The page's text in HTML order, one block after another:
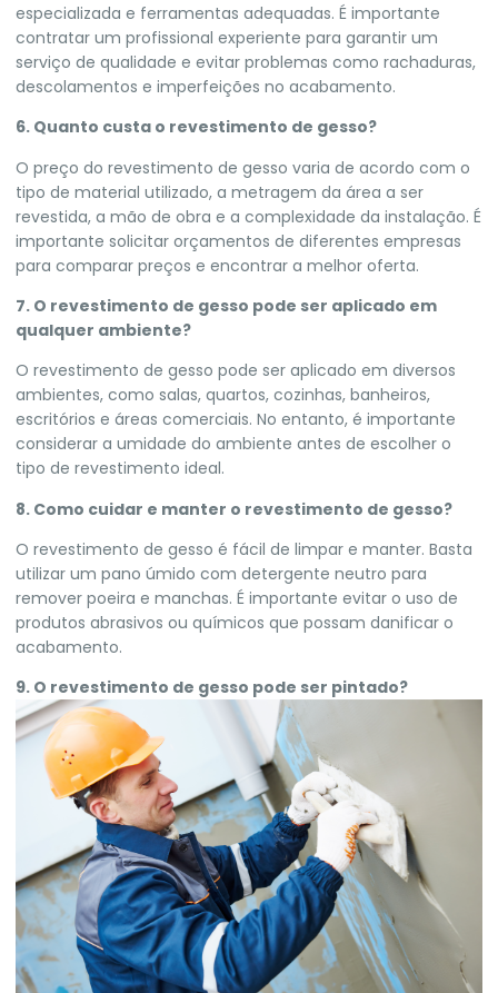
especializada e ferramentas adequadas. É importante
contratar um profissional experiente para garantir um
serviço de qualidade e evitar problemas como rachaduras,
descolamentos e imperfeições no acabamento.
6. Quanto custa o revestimento de gesso?
O preço do revestimento de gesso varia de acordo com o
tipo de material utilizado, a metragem da área a ser
revestida, a mão de obra e a complexidade da instalação. É
importante solicitar orçamentos de diferentes empresas
para comparar preços e encontrar a melhor oferta.
7. O revestimento de gesso pode ser aplicado em
qualquer ambiente?
O revestimento de gesso pode ser aplicado em diversos
ambientes, como salas, quartos, cozinhas, banheiros,
escritórios e áreas comerciais. No entanto, é importante
considerar a umidade do ambiente antes de escolher o
tipo de revestimento ideal.
8. Como cuidar e manter o revestimento de gesso?
O revestimento de gesso é fácil de limpar e manter. Basta
utilizar um pano úmido com detergente neutro para
remover poeira e manchas. É importante evitar o uso de
produtos abrasivos ou químicos que possam danificar o
acabamento.
9. O revestimento de gesso pode ser pintado?